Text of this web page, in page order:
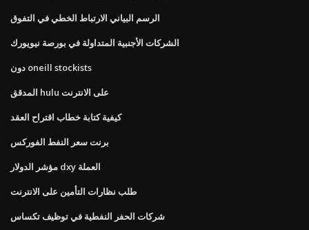
الرسم البياني الارتباط الخطي في التفوق
الشركات الأجنبية المتداولة في بورصة نيويورك
دون oneill stockists
المدقق hulu على الانترنت
كيفية كتابة خطاب اقتراح العقد
برنت سعر النفط الفوركس
مؤشر الدولار dxy العملة
طلب نظارات التأمين على الانترنت
شركات الحفر النفطية في توظيف تكساس